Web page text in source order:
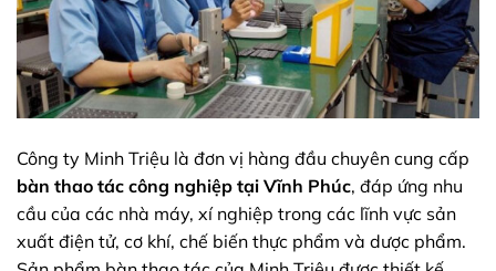
Công ty Minh Triệu là đơn vị hàng đầu chuyên cung cấp
bàn thao tác công nghiệp tại Vĩnh Phúc, đáp ứng nhu
cầu của các nhà máy, xí nghiệp trong các lĩnh vực sản
xuất điện tử, cơ khí, chế biến thực phẩm và dược phẩm.